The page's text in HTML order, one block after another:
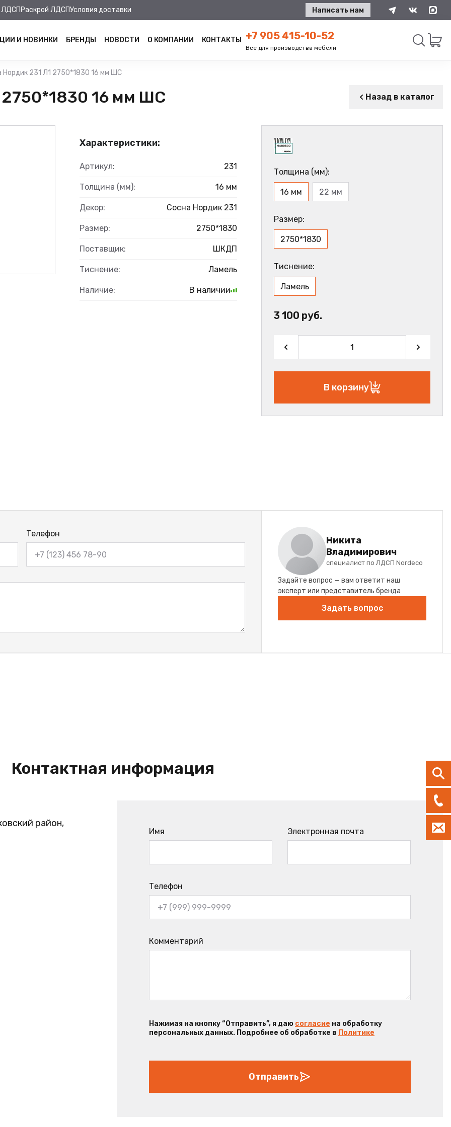
ЛДСП Раскрой ЛДСПУсловия доставки Написать нам
И НОВИНКИ БРЕНДЫ НОВОСТИ О КОМПАНИИ КОНТАКТЫ +7 905 415-10-52
Все для производства мебели
Нордик 231 Л1 2750*1830 16 мм ШС
16 мм ШС Назад в каталог
Характеристики:
Артикул: 231
Толщина (мм): 16 мм
Декор: Сосна Нордик 231
Размер: 2750*1830
Поставщик: ШКДП
Тиснение: Ламель
Наличие: В наличии
Толщина (мм):
16 мм 22 мм
Размер:
2750*1830
Тиснение:
Ламель
3 100 руб.
В корзину
Телефон
Никита
Владимирович
специалист по ЛДСП Nordeco
Задайте вопрос — вам ответит наш
эксперт или представитель бренда
Задать вопрос
Контактная информация
район,
Имя Электронная почта
Телефон
Комментарий
Нажимая на кнопку “Отправить”, я даю согласие на обработку
персональных данных. Подробнее об обработке в Политике
Отправить